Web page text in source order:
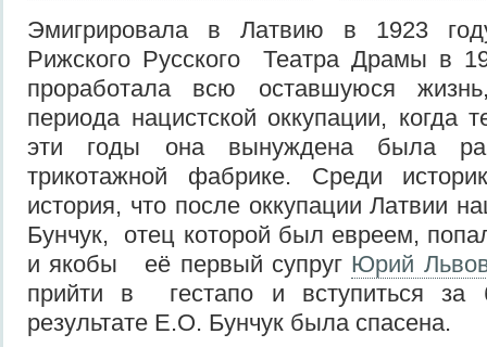
Эмигрировала в Латвию в 1923
Рижского Русского Театра Драмы в
проработала всю оставшуюся
периода нацистской оккупации, когда
эти годы она вынуждена была
трикотажной фабрике. Среди
история, что после оккупации Латвии
Бунчук, отец которой был евреем,
и якобы её первый супруг Юрий
прийти в гестапо и вступиться
результате Е.О. Бунчук была спасена.